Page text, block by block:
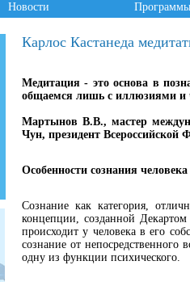
Новости Программы
Карлос Кастанеда
Медитация - это основа в
общаемся лишь с иллюзиями
Мартынов В.В., мастер
Чун, президент Всероссийской
Особенности сознания человека
Сознание как категория,
концепции, созданной
происходит у человека в его
сознание от непосредственного
одну из функции психического.